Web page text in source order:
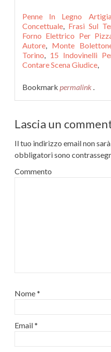
Penne In Legno
Concettuale, Frasi Sul
Forno Elettrico Per
Autore, Monte
Torino, 15 Indovinelli
Contare Scena Giudice,
Bookmark permalink .
Lascia un
Il tuo indirizzo email non
obbligatori sono
Commento
Nome*
Email*